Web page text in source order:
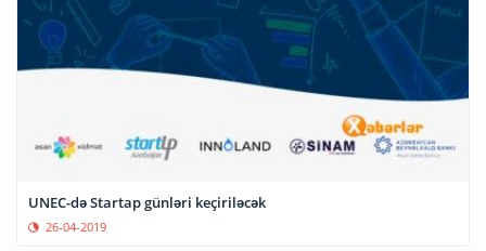
UNEC-də Startap günləri keçiriləcək
26-04-2019